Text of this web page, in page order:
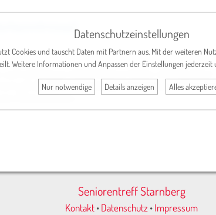
anhand von mittelschweren Texten, steht bei dieser
gilt der Fehlervermeidung in Grammatik und
Vorkenntnissen.
Seniorentreff Starnberg
Kontakt•Datenschutz•Impressum
Datenschutzeinstellungen
Cookies und tauscht Daten mit Partnern aus. Mit der weiteren
Weitere Informationen und Anpassen der Einstellungen jederzeit
Nur notwendige Details anzeigen Alles